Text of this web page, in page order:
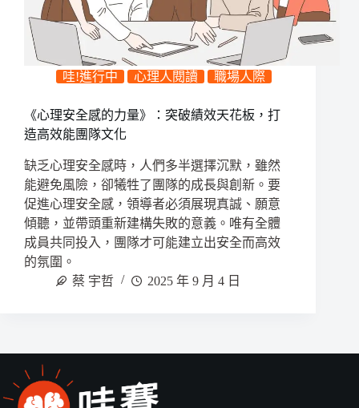
哇!進行中 心理人閱讀 職場人際
《心理安全感的力量》：突破績效天花板，打
造高效能團隊文化
缺乏心理安全感時，人們多半選擇沉默，雖然
能避免風險，卻犧牲了團隊的成長與創新。要
促進心理安全感，領導者必須展現真誠、願意
傾聽，並帶頭重新建構失敗的意義。唯有全體
成員共同投入，團隊才可能建立出安全而高效
的氛圍。
蔡 宇哲
2025 年 9 月 4 日